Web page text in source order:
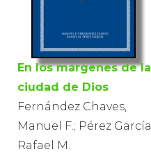
En los márgenes de la
ciudad de Dios
Fernández Chaves,
Manuel F.; Pérez García,
Rafael M.